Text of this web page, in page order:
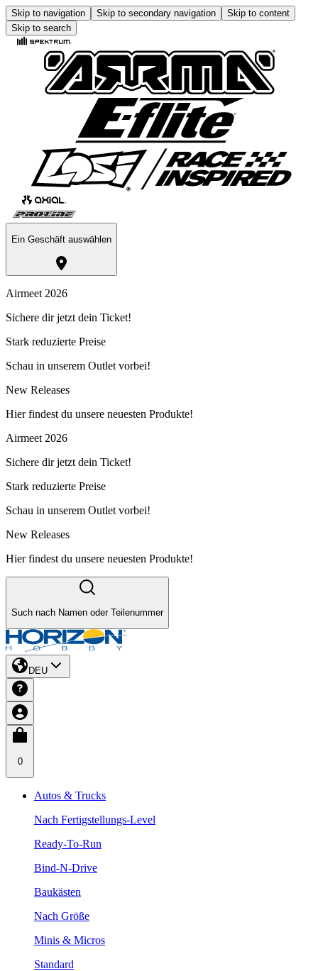
Skip to navigation Skip to secondary navigation
Skip to content
Skip to search
Ein Geschäft auswählen
Airmeet 2026
Sichere dir jetzt dein Ticket!
Stark reduzierte Preise
Schau in unserem Outlet vorbei!
New Releases
Hier findest du unsere neuesten Produkte!
Airmeet 2026
Sichere dir jetzt dein Ticket!
Stark reduzierte Preise
Schau in unserem Outlet vorbei!
New Releases
Hier findest du unsere neuesten Produkte!
Such nach Namen oder Teilenummer
DEU
0
Autos & Trucks
Nach Fertigstellungs-Level
Ready-To-Run
Bind-N-Drive
Baukästen
Nach Größe
Minis & Micros
Standard